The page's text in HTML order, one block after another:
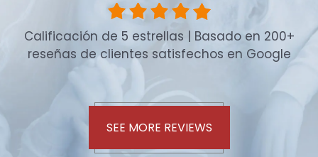
Calificación de 5 estrellas | Basado en 200+
reseñas de clientes satisfechos en Google
SEE MORE REVIEWS